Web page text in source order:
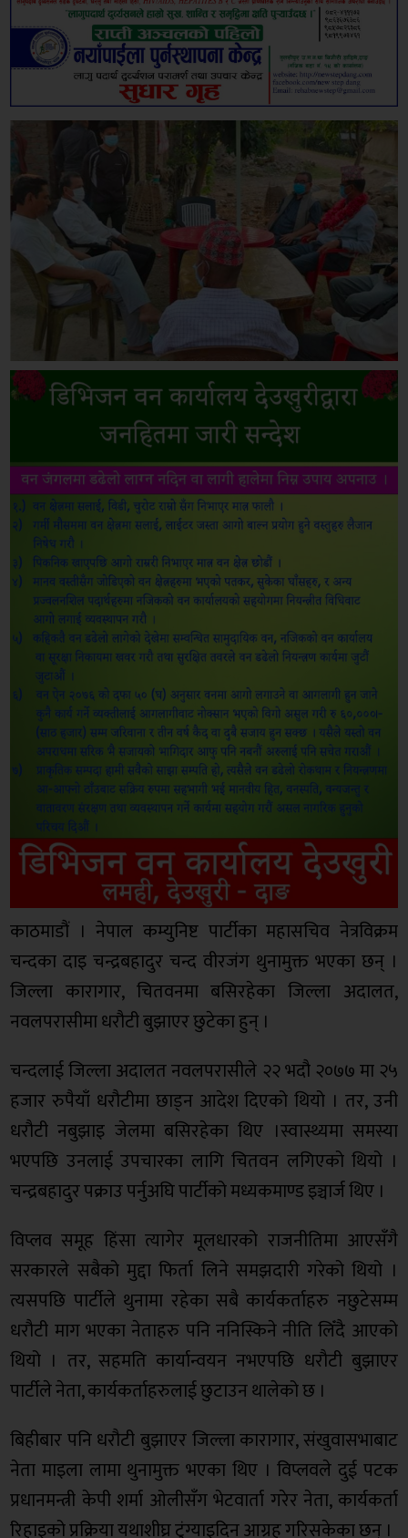
काठमाडौं । नेपाल कम्युनिष्ट पार्टीका महासचिव नेत्रविक्रम
चन्दका दाइ चन्द्रबहादुर चन्द वीरजंग थुनामुक्त भएका छन् ।
जिल्ला कारागार, चितवनमा बसिरहेका जिल्ला अदालत,
नवलपरासीमा धरौटी बुझाएर छुटेका हुन् ।
चन्दलाई जिल्ला अदालत नवलपरासीले २२ भदौ २०७७ मा २५
हजार रुपैयाँ धरौटीमा छाड्न आदेश दिएको थियो । तर, उनी
धरौटी नबुझाइ जेलमा बसिरहेका थिए ।स्वास्थ्यमा समस्या
भएपछि उनलाई उपचारका लागि चितवन लगिएको थियो ।
चन्द्रबहादुर पक्राउ पर्नुअघि पार्टीको मध्यकमाण्ड इञ्चार्ज थिए ।
विप्लव समूह हिंसा त्यागेर मूलधारको राजनीतिमा आएसँगै
सरकारले सबैको मुद्दा फिर्ता लिने समझदारी गरेको थियो ।
त्यसपछि पार्टीले थुनामा रहेका सबै कार्यकर्ताहरु नछुटेसम्म
धरौटी माग भएका नेताहरु पनि ननिस्किने नीति लिँदै आएको
थियो । तर, सहमति कार्यान्वयन नभएपछि धरौटी बुझाएर
पार्टीले नेता, कार्यकर्ताहरुलाई छुटाउन थालेको छ ।
बिहीबार पनि धरौटी बुझाएर जिल्ला कारागार, संखुवासभाबाट
नेता माइला लामा थुनामुक्त भएका थिए । विप्लवले दुई पटक
प्रधानमन्त्री केपी शर्मा ओलीसँग भेटवार्ता गरेर नेता, कार्यकर्ता
रिहाइको प्रक्रिया यथाशीघ्र टुंग्याइदिन आग्रह गरिसकेका छन् ।